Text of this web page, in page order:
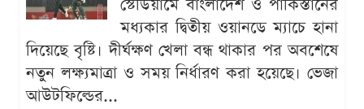
স্টেডিয়ামে বাংলাদেশ ও পাকিস্তানের
মধ্যকার দ্বিতীয় ওয়ানডে ম্যাচে হানা
দিয়েছে বৃষ্টি। দীর্ঘক্ষণ খেলা বন্ধ থাকার পর অবশেষে
নতুন লক্ষ্যমাত্রা ও সময় নির্ধারণ করা হয়েছে। ভেজা
আউটফিল্ডের...